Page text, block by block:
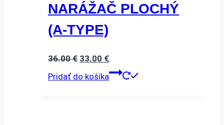
NARÁŽAČ PLOCHÝ
(A-TYPE)
36.00€ Pôvodná
cena
33.00 €Aktuálna
cena
Pridať do košíka